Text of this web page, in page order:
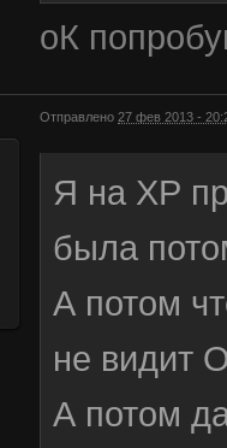
оК
Отправлено 27 фев 2013 -
Я на ХР
была
А потом
не видит
А потом